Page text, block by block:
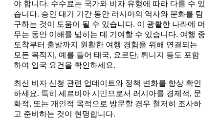
야 합니다. 수수료는 국가와 비자 유형에 따라 다를 수 있
습니다. 승인 대기 기간 동안 러시아의 역사와 문화를 탐
구하는 것이 도움이 될 수 있습니다. 이 광활한 나라에 머
무는 동안 이해를 넓히는 데 기여할 수 있습니다. 여행 중
도착부터 출발까지 원활한 여행 경험을 위해 연결되는
모든 목적지, 예를 들어 태국, 요르단, 튀니지 등도 포함
하여 입국 요건을 확인하세요.
최신 비자 신청 관련 업데이트와 정책 변화를 항상 확인
하세요. 특히 세르비아 시민으로서 러시아를 경제적, 문
화적, 또는 개인적 목적으로 방문할 경우 철저히 조사하
고 준비하는 것이 현명합니다.